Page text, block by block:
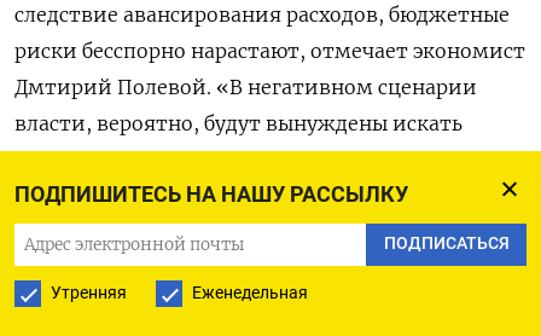
ПОДПИШИТЕСЬ НА НАШУ РАССЫЛКУ
ПОДПИСАТЬСЯ
Утренняя Еженедельная
следствие авансирования расходов, бюджетные
риски бесспорно нарастают, отмечает экономист
Дмтирий Полевой. «В негативном сценарии
власти, вероятно, будут вынуждены искать
новые источники доходов, и первыми
на очереди могут быть сырьевые ненефтегазовые
отрасли, несырьевая часть экономики и даже
доходы населения», — не исключает он.